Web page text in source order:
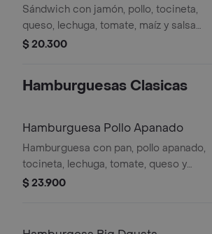
Sándwich con jamón, pollo, tocineta,
queso, lechuga, tomate, maíz y salsa
de ajo.
$ 20.300
Hamburguesas Clasicas
Hamburguesa Pollo Apanado
Hamburguesa con pan, pollo apanado,
tocineta, lechuga, tomate, queso y
salsas de la casa.
$ 23.900